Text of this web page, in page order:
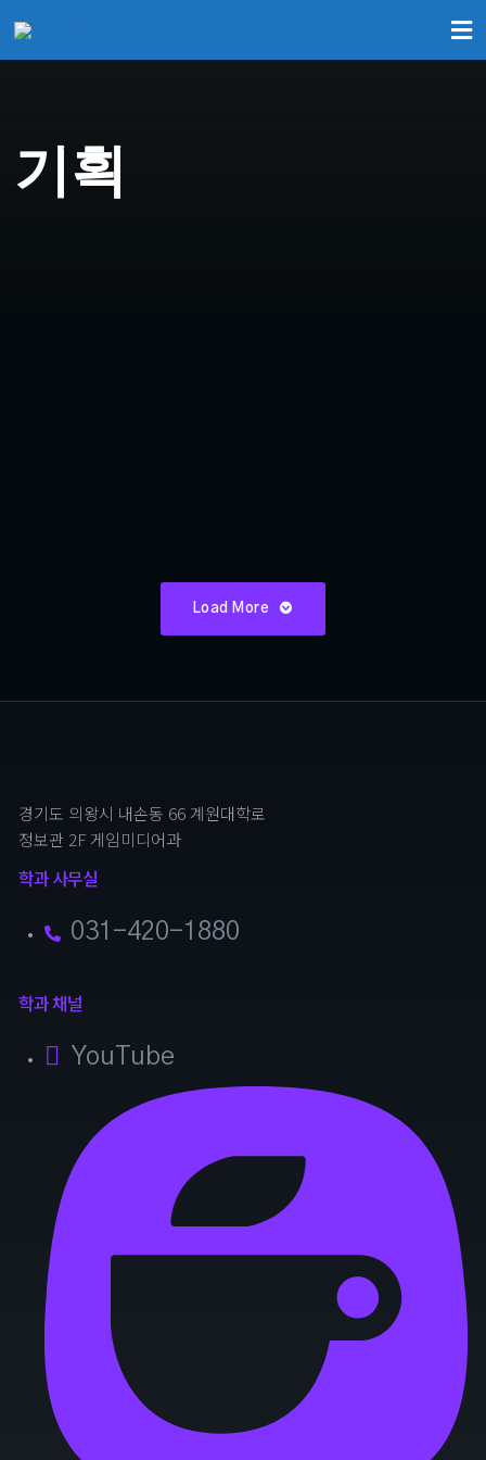
기획
Load More
경기도 의왕시 내손동 66 계원대학로
정보관 2F 게임미디어과
학과 사무실
031-420-1880
학과 채널
YouTube